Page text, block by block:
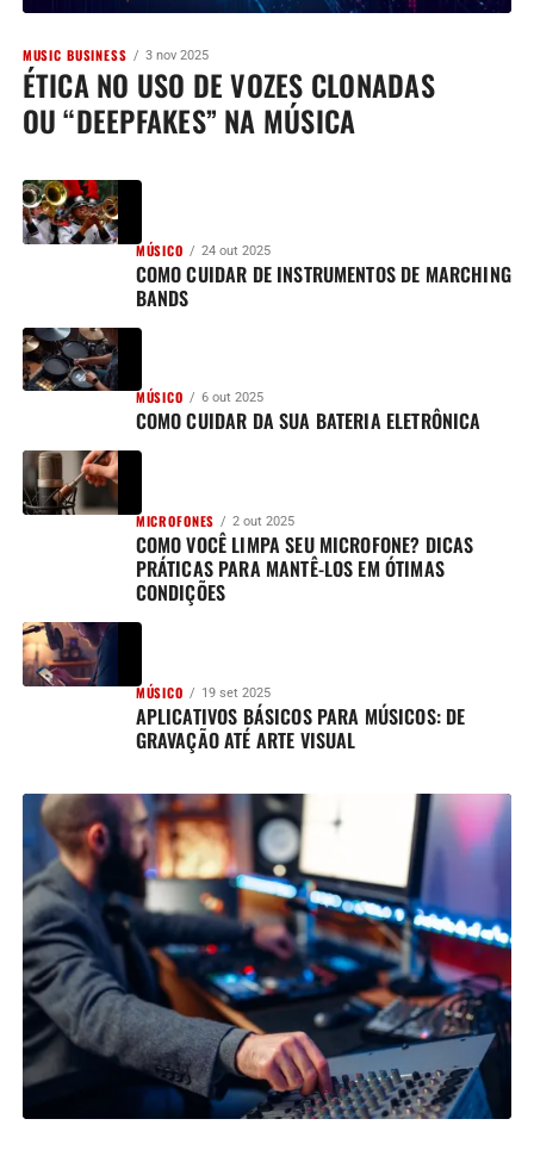
MUSIC BUSINESS 3 nov 2025
ÉTICA NO USO DE VOZES CLONADAS
OU “DEEPFAKES” NA MÚSICA
MÚSICO 24 out 2025
COMO CUIDAR DE INSTRUMENTOS DE MARCHING
BANDS
MÚSICO 6 out 2025
COMO CUIDAR DA SUA BATERIA ELETRÔNICA
MICROFONES 2 out 2025
COMO VOCÊ LIMPA SEU MICROFONE? DICAS
PRÁTICAS PARA MANTÊ-LOS EM ÓTIMAS
CONDIÇÕES
MÚSICO 19 set 2025
APLICATIVOS BÁSICOS PARA MÚSICOS: DE
GRAVAÇÃO ATÉ ARTE VISUAL